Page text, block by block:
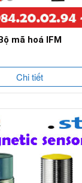
mã hoá IFM
Chi tiết